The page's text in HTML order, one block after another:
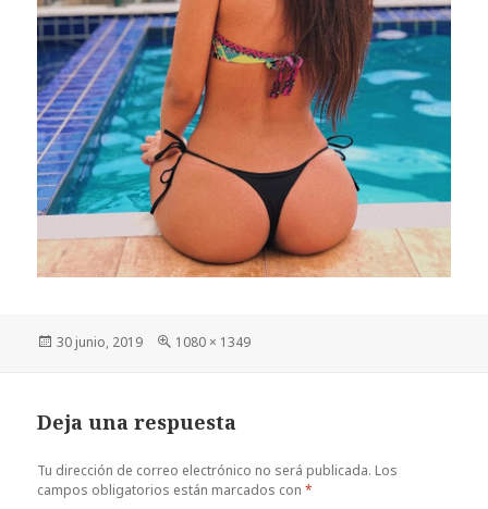
Publicado
30 junio, 2019
Tamaño
1080 × 1349
Deja una respuesta
Tu dirección de correo electrónico no será publicada. Los
campos obligatorios están marcados con*